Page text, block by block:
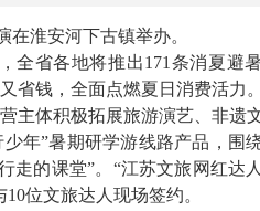
淮安河下古镇举办。
省各地将推出171条消夏避
省钱，全面点燃夏日消费活力。
体积极拓展旅游演艺、非遗
年”暑期研学游线路产品，围绕
走的课堂”。“江苏文旅网红达
位文旅达人现场签约。